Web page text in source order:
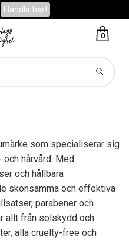
Handla här!
0
som specialiserar sig
hårvård. Med
och hållbara
skonsamma och effektiva
parabener och
allt från solskydd och
alla cruelty-free och